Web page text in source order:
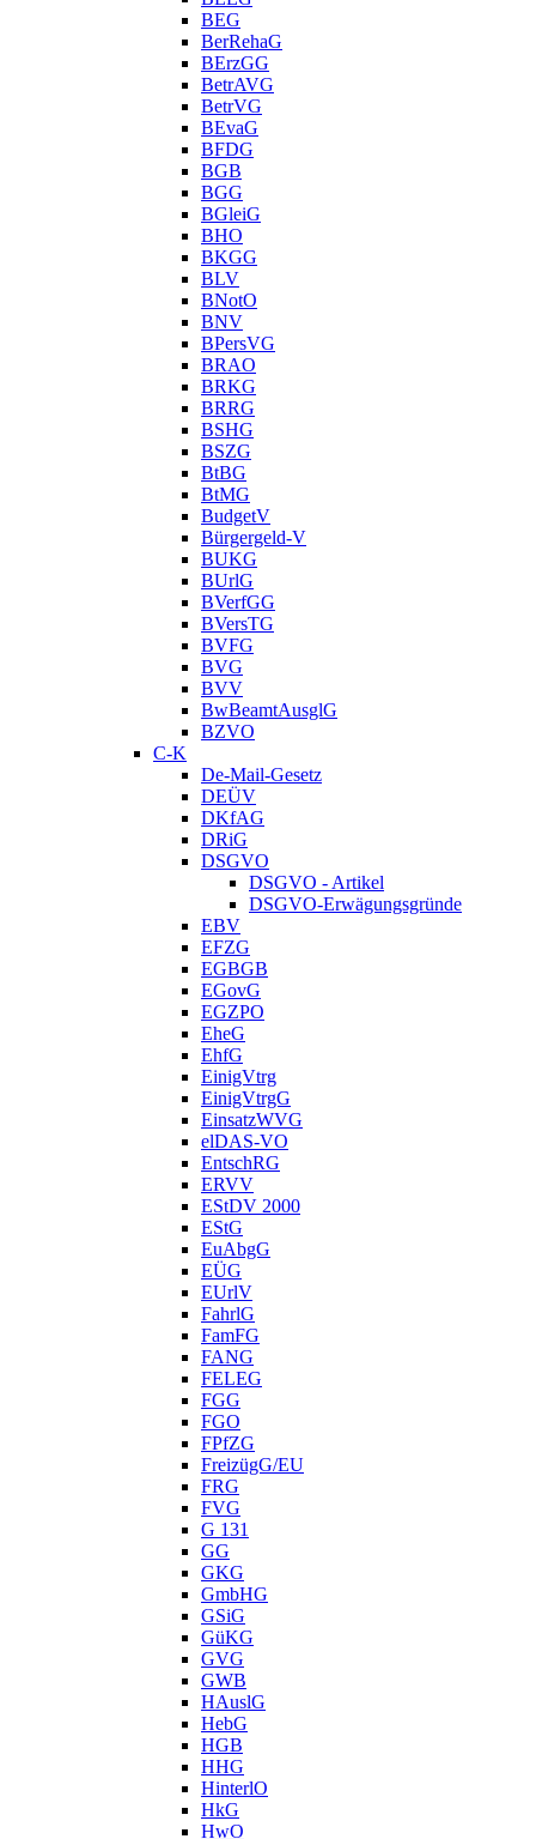
BEG
BerRehaG
BErzGG
BetrAVG
BetrVG
BEvaG
BFDG
BGB
BGG
BGleiG
BHO
BKGG
BLV
BNotO
BNV
BPersVG
BRAO
BRKG
BRRG
BSHG
BSZG
BtBG
BtMG
BudgetV
Bürgergeld-V
BUKG
BUrlG
BVerfGG
BVersTG
BVFG
BVG
BVV
BwBeamtAusglG
BZVO
C-K
De-Mail-Gesetz
DEÜV
DKfAG
DRiG
DSGVO
DSGVO - Artikel
DSGVO-Erwägungsgründe
EBV
EFZG
EGBGB
EGovG
EGZPO
EheG
EhfG
EinigVtrg
EinigVtrgG
EinsatzWVG
elDAS-VO
EntschRG
ERVV
EStDV 2000
EStG
EuAbgG
EÜG
EUrlV
FahrlG
FamFG
FANG
FELEG
FGG
FGO
FPfZG
FreizügG/EU
FRG
FVG
G 131
GG
GKG
GmbHG
GSiG
GüKG
GVG
GWB
HAuslG
HebG
HGB
HHG
HinterlO
HkG
HwO